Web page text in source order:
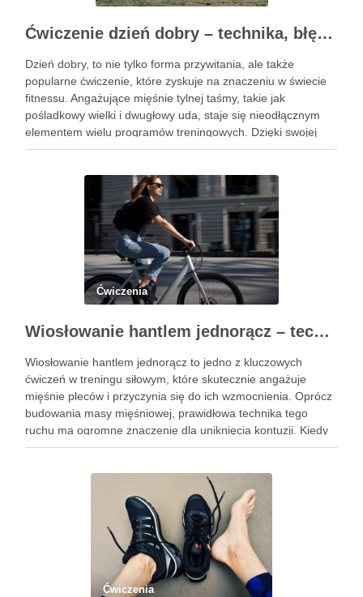
Ćwiczenie dzień dobry – technika, błędy i korzyści zdrowotne
Dzień dobry, to nie tylko forma przywitania, ale także
popularne ćwiczenie, które zyskuje na znaczeniu w świecie
fitnessu. Angażujące mięśnie tylnej taśmy, takie jak
pośladkowy wielki i dwugłowy uda, staje się nieodłącznym
elementem wielu programów treningowych. Dzięki swojej
złożoności, ćwiczenie to pozwala na rozwijanie siły oraz
Ćwiczenia
Wiosłowanie hantlem jednorącz – technika, błędy i efekty treningu
Wiosłowanie hantlem jednorącz to jedno z kluczowych
ćwiczeń w treningu siłowym, które skutecznie angażuje
mięśnie pleców i przyczynia się do ich wzmocnienia. Oprócz
budowania masy mięśniowej, prawidłowa technika tego
ruchu ma ogromne znaczenie dla uniknięcia kontuzji. Kiedy
wykonujemy wiosłowanie, skupiamy się nie tylko na ruchu,
Ćwiczenia